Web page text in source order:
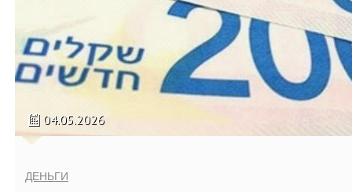
04.05.2026
ДЕНЬГИ